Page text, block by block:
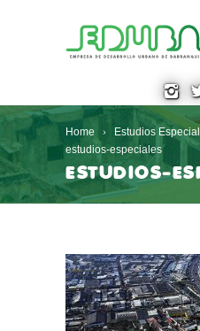
Home
Estudios
estudios-especiales
ESTUDIOS-